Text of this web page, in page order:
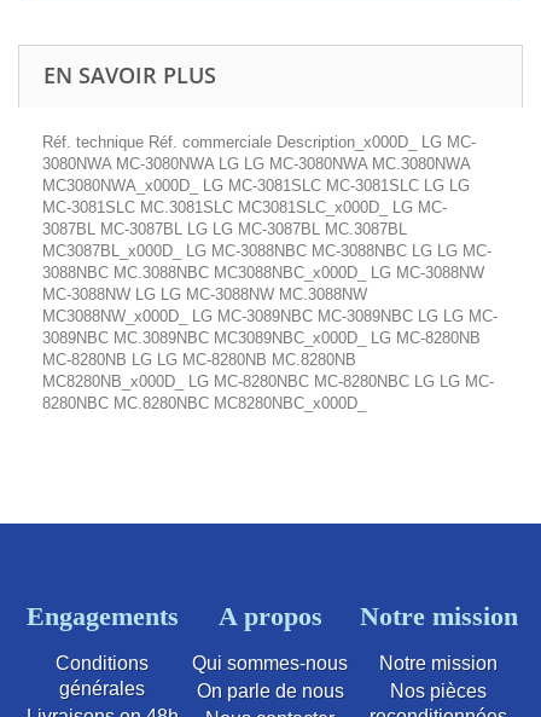
EN SAVOIR PLUS
Réf. technique Réf. commerciale Description_x000D_ LG MC-
3080NWA MC-3080NWA LG LG MC-3080NWA MC.3080NWA
MC3080NWA_x000D_ LG MC-3081SLC MC-3081SLC LG LG
MC-3081SLC MC.3081SLC MC3081SLC_x000D_ LG MC-
3087BL MC-3087BL LG LG MC-3087BL MC.3087BL
MC3087BL_x000D_ LG MC-3088NBC MC-3088NBC LG LG MC-
3088NBC MC.3088NBC MC3088NBC_x000D_ LG MC-3088NW
MC-3088NW LG LG MC-3088NW MC.3088NW
MC3088NW_x000D_ LG MC-3089NBC MC-3089NBC LG LG MC-
3089NBC MC.3089NBC MC3089NBC_x000D_ LG MC-8280NB
MC-8280NB LG LG MC-8280NB MC.8280NB
MC8280NB_x000D_ LG MC-8280NBC MC-8280NBC LG LG MC-
8280NBC MC.8280NBC MC8280NBC_x000D_
Engagements
Conditions
générales
A propos
Qui sommes-nous
On parle de nous
Notre mission
Notre mission
Nos pièces